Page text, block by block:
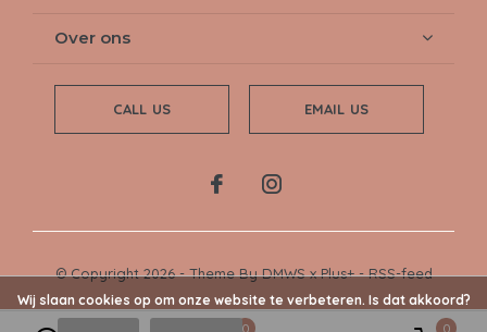
Over ons
CALL US EMAIL US
© Copyright2026- Theme ByDMWSxPlus+-RSS-feed
0 0
Wij slaan cookies op om onze website te verbeteren. Is dat akkoord?